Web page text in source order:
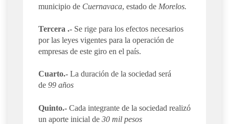
municipio de Cuernavaca, estado de Morelos.
Tercera .- Se rige para los efectos necesarios
por las leyes vigentes para la operación de
empresas de este giro en el país.
Cuarto.- La duración de la sociedad será
de 99 años
Quinto.- Cada integrante de la sociedad realizó
un aporte inicial de 30 mil pesos